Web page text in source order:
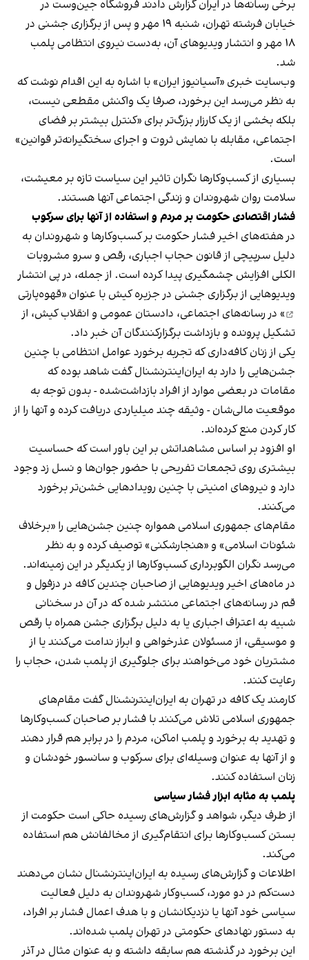
برخی رسانه‌ها در ایران گزارش دادند فروشگاه جین‌وست در
خیابان فرشته تهران، شنبه ۱۹ مهر و پس از برگزاری جشنی در
۱۸ مهر و انتشار ویدیوهای آن، به‌دست نیروی انتظامی پلمب
شد.
وب‌سایت خبری «آسیانیوز ایران» با اشاره به این اقدام نوشت که
به نظر می‌رسد این برخورد، صرفا یک واکنش مقطعی نیست،
بلکه بخشی از یک کارزار بزرگ‌تر برای «کنترل بیشتر بر فضای
اجتماعی، مقابله با نمایش ثروت و اجرای سختگیرانه‌تر قوانین»
است.
بسیاری از کسب‌وکارها نگران تاثیر این سیاست‌ تازه بر معیشت،
سلامت روان شهروندان و زندگی اجتماعی آنها هستند.
فشار اقتصادی حکومت بر مردم و استفاده از آنها برای سرکوب
در هفته‌های اخیر فشار حکومت بر کسب‌وکارها و شهروندان به
دلیل سرپیچی از قانون حجاب اجباری، رقص و سرو مشروبات
الکلی افزایش چشمگیری پیدا کرده است. از جمله، در پی انتشار
ویدیوهایی از برگزاری جشنی در جزیره کیش با عنوان «قهوه‌پارتی
» در رسانه‌های اجتماعی، دادستان عمومی و انقلاب کیش، از
تشکیل پرونده و بازداشت برگزارکنندگان آن خبر داد.
یکی از زنان کافه‌داری که تجربه برخورد عوامل انتظامی با چنین
جشن‌هایی را دارد به ایران‌اینترنشنال گفت شاهد بوده که
مقامات در بعضی موارد از افراد بازداشت‌‌شده - بدون توجه به
موقعیت مالی‌شان - وثیقه چند میلیاردی دریافت کرده و آنها را از
کار کردن منع کرده‌اند.
او افزود بر اساس مشاهداتش بر این باور است که حساسیت
بیشتری روی تجمعات تفریحی با حضور جوان‌ها و نسل زد وجود
دارد و نیروهای امنیتی با چنین رویدادهایی خشن‌تر برخورد
می‌کنند.
مقام‌های جمهوری اسلامی همواره چنین جشن‌هایی را «برخلاف
شئونات اسلامی» و «هنجارشکنی» توصیف کرده و به نظر
می‌رسد نگران الگوبرداری کسب‌وکارها از یکدیگر در این زمینه‌اند.
در ماه‌های اخیر ویدیوهایی از صاحبان چندین کافه در دزفول و
قم در رسانه‌های اجتماعی منتشر شده که در آن در سخنانی
شبیه به اعتراف اجباری یا به دلیل برگزاری جشن همراه با رقص
و موسیقی، از مسئولان عذرخواهی و ابراز ندامت می‌کنند یا از
مشتریان خود می‌خواهند برای جلوگیری از پلمب شدن، حجاب را
رعایت کنند.
کارمند یک کافه در تهران به ایران‌اینترنشنال گفت مقام‌های
جمهوری اسلامی تلاش می‌کنند با فشار بر صاحبان کسب‌وکارها
و تهدید به برخورد و پلمب اماکن، مردم را در برابر هم قرار دهند
و از آنها به عنوان وسیله‌ای برای سرکوب و سانسور خودشان و
زنان استفاده کنند.
پلمب به مثابه ابزار فشار سیاسی
از طرف دیگر، شواهد و گزارش‌های رسیده حاکی است حکومت از
بستن کسب‌وکارها برای انتقام‌گیری از مخالفانش هم استفاده
می‌کند.
اطلاعات و گزارش‌های رسیده به ایران‌اینترنشنال نشان می‌دهند
دست‌کم در دو مورد، کسب‌وکار شهروندان به دلیل فعالیت
سیاسی خود آنها یا نزدیکانشان و با هدف اعمال فشار بر افراد،
به دستور نهادهای حکومتی در تهران پلمب شده‌اند.
این برخورد در گذشته هم سابقه داشته و به عنوان مثال در آذر